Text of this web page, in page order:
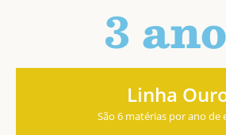
3
Linha
São 6 matérias por ano de